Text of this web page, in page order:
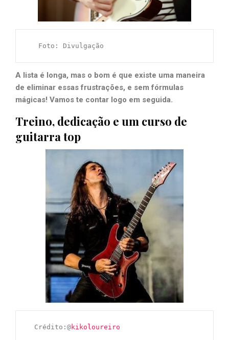
   Foto: Divulgação
A lista é longa, mas o bom é que existe uma maneira
de eliminar essas frustrações, e sem fórmulas
mágicas! Vamos te contar logo em seguida.
Treino, dedicação e um curso de
guitarra top
  Crédito:@
kikoloureiro